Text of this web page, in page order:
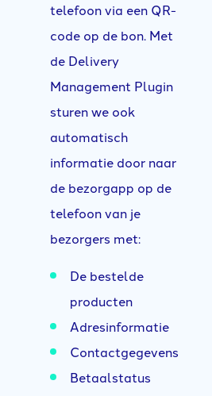
telefoon via een QR-
code op de bon. Met
de Delivery
Management Plugin
sturen we ook
automatisch
informatie door naar
de bezorgapp op de
telefoon van je
bezorgers met:
De bestelde
producten
Adresinformatie
Contactgegevens
Betaalstatus